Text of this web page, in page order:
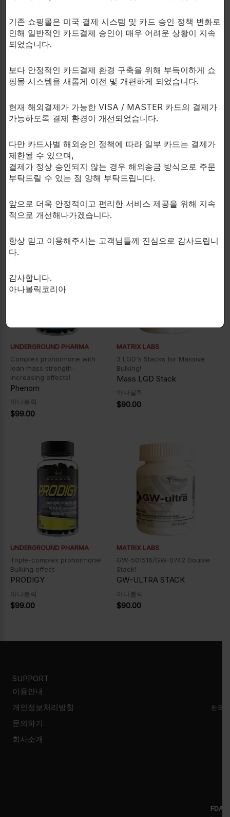
다.
근육량을 크게 증가시키는 매우 강력한 화합물입니다.
이 포괄적인 구성은 우리가 신체 구성을 개선하고, 근력
을 키우거나, 심지어 경기력을 향상시키는 것과 같은 다
복용 방법:
매일 1캡슐을 2번 복용하십시요.
UNDERGROUND PHARMA
Complex prohormone with
lean mass strength-
increasing effects!
Phenom
아나볼릭
$99.00
MATRIX LABS
3 LGD's Stacks for Massive
Bulking!
Mass LGD Stack
아나볼릭
$90.00
UNDERGROUND PHARMA
Triple-complex prohormone!
Bulking effect
PRODIGY
아나볼릭
$99.00
MATRIX LABS
GW-501516/GW-0742 Double
Stack!
GW-ULTRA STACK
아나볼릭
$90.00
SUPPORT
이용안내
개인정보처리방침
문의하기
회사소개
한국
FDA
기존 쇼핑몰은 미국 결제 시스템 및 카드 승인 정책 변화로
인해 일반적인 카드결제 승인이 매우 어려운 상황이 지속
되었습니다.
보다 안정적인 카드결제 환경 구축을 위해 부득이하게 쇼
핑몰 시스템을 새롭게 이전 및 개편하게 되었습니다.
현재 해외결제가 가능한 VISA / MASTER 카드의 결제가
가능하도록 결제 환경이 개선되었습니다.
다만 카드사별 해외승인 정책에 따라 일부 카드는 결제가
제한될 수 있으며,
결제가 정상 승인되지 않는 경우 해외송금 방식으로 주문
부탁드릴 수 있는 점 양해 부탁드립니다.
앞으로 더욱 안정적이고 편리한 서비스 제공을 위해 지속
적으로 개선해나가겠습니다.
항상 믿고 이용해주시는 고객님들께 진심으로 감사드립니
다.
감사합니다.
아나볼릭코리아